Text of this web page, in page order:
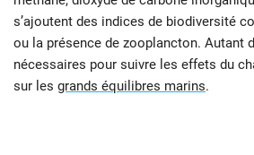
s’ajoutent des indices de biodiversité
ou la présence de zooplancton. Autant
nécessaires pour suivre les effets du
sur les grands équilibres marins.